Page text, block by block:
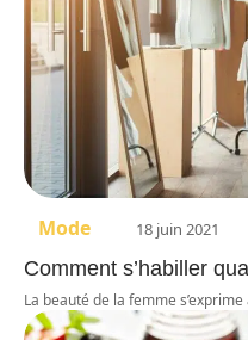
Mode 18 juin 2021
Comment s’habiller
La beauté de la femme